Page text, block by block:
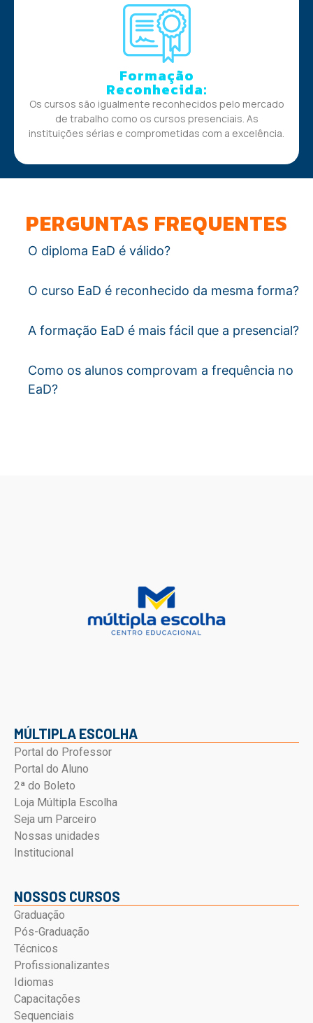
Formação
Reconhecida:
Os cursos são igualmente reconhecidos pelo mercado
de trabalho como os cursos presenciais. As
instituições sérias e comprometidas com a excelência.
PERGUNTAS FREQUENTES
O diploma EaD é válido?
O curso EaD é reconhecido da mesma forma?
A formação EaD é mais fácil que a presencial?
Como os alunos comprovam a frequência no
EaD?
MÚLTIPLA ESCOLHA
Portal do Professor
Portal do Aluno
2ª do Boleto
Loja Múltipla Escolha
Seja um Parceiro
Nossas unidades
Institucional
NOSSOS CURSOS
Graduação
Pós-Graduação
Técnicos
Profissionalizantes
Idiomas
Capacitações
Sequenciais